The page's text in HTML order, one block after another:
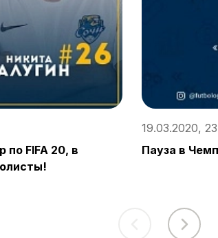
по FIFA 20, в
19.03.2020,
Пауза в